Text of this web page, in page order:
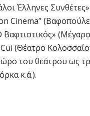
Έλληνες
Cinema”
(Θέατρο
του θεάτρου ως
κ.ά.).